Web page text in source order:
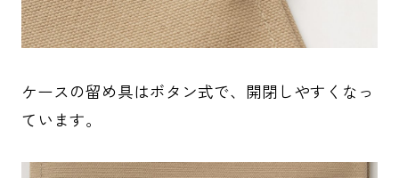
ケースの留め具はボタン式で、開閉しやすくなっ
ています。